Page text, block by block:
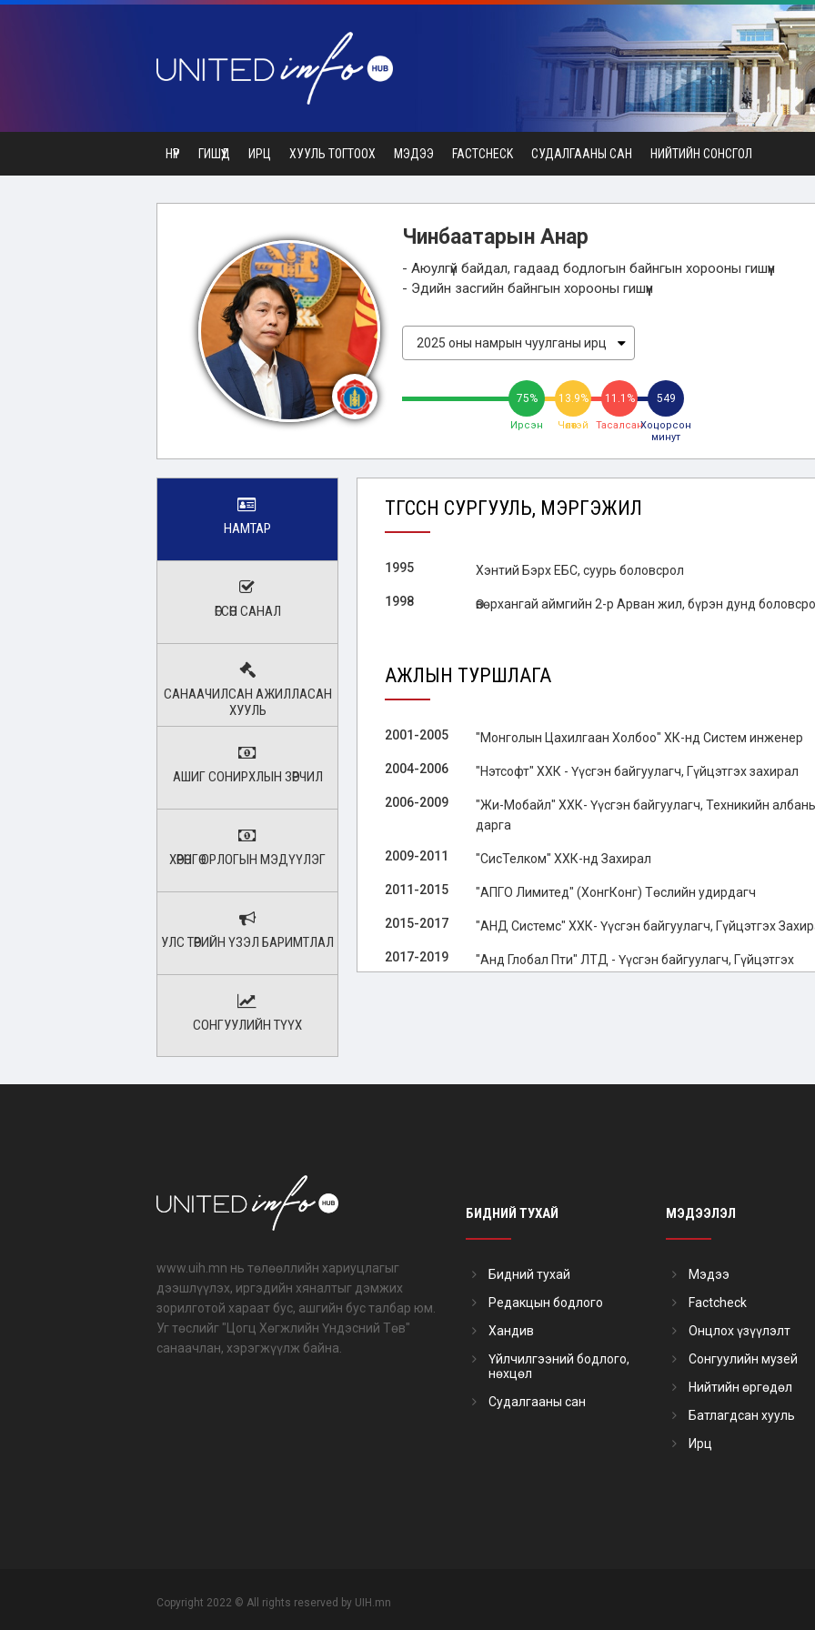
НҮҮР ГИШҮҮД ИРЦ ХУУЛЬ ТОГТООХ МЭДЭЭ FACTCHECK СУДАЛГААНЫ САН НИЙТИЙН СОНСГОЛ
Чинбаатарын Анар
- Аюулгүй байдал, гадаад бодлогын байнгын хорооны гишүүн
- Эдийн засгийн байнгын хорооны гишүүн
75%
Ирсэн
13.9%
Чөлөөтэй
11.1%
Тасалсан
549
Хоцорсон
минут
НАМТАР
ӨГСӨН САНАЛ
САНААЧИЛСАН АЖИЛЛАСАН
ХУУЛЬ
АШИГ СОНИРХЛЫН ЗӨРЧИЛ
ХӨРӨНГӨ ОРЛОГЫН МЭДҮҮЛЭГ
УЛС ТӨРИЙН ҮЗЭЛ БАРИМТЛАЛ
СОНГУУЛИЙН ТҮҮХ
ТӨГССӨН СУРГУУЛЬ, МЭРГЭЖИЛ
1995 Хэнтий Бэрх ЕБС, суурь боловсрол
1998 Өвөрхангай аймгийн 2-р Арван жил, бүрэн дунд
АЖЛЫН ТУРШЛАГА
2001-2005 "Монголын Цахилгаан Холбоо" ХК-нд Систем инженер
2004-2006 "Нэтсофт" ХХК - Үүсгэн байгуулагч, Гүйцэтгэх захирал
2006-2009
"Жи-Мобайл" ХХК- Үүсгэн байгуулагч, Техникийн
дарга
2009-2011 "СисТелком" ХХК-нд Захирал
2011-2015 "АПГО Лимитед" (ХонгКонг) Төслийн удирдагч
2015-2017 "АНД Системс" ХХК- Үүсгэн байгуулагч, Гүйцэтгэх
2017-2019
"Анд Глобал Пти" ЛTД - Үүсгэн байгуулагч, Гүйцэтгэх
ерөнхийлөгч
2023-2024
2024 оноос "Ондо спэйс академи" ТББ Үүсгэн байгуулагч, УЗ-ийн
Монгол Улсын Их Хурлын гишүүн
www.uih.mn нь төлөөллийн хариуцлагыг
дээшлүүлэх, иргэдийн хяналтыг дэмжих
зорилготой хараат бус, ашгийн бус талбар юм.
Уг төслийг "Цогц Хөгжлийн Үндэсний Төв"
санаачлан, хэрэгжүүлж байна.
БИДНИЙ ТУХАЙ
Бидний тухай
Редакцын бодлого
Хандив
Үйлчилгээний бодлого,
нөхцөл
Судалгааны сан
МЭДЭЭЛЭЛ
Мэдээ
Factcheck
Онцлох үзүүлэлт
Сонгуулийн музей
Нийтийн өргөдөл
Батлагдсан хууль
Ирц
Copyright 2022 © All rights reserved by UIH.mn